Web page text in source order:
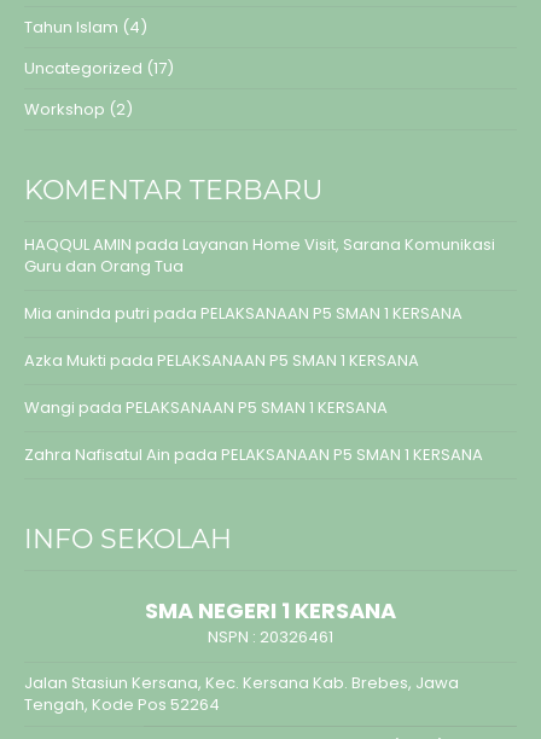
Tahun Islam (4)
Uncategorized (17)
Workshop (2)
KOMENTAR TERBARU
HAQQUL AMIN pada Layanan Home Visit, Sarana Komunikasi
Guru dan Orang Tua
Mia aninda putri pada PELAKSANAAN P5 SMAN 1 KERSANA
Azka Mukti pada PELAKSANAAN P5 SMAN 1 KERSANA
Wangi pada PELAKSANAAN P5 SMAN 1 KERSANA
Zahra Nafisatul Ain pada PELAKSANAAN P5 SMAN 1 KERSANA
INFO SEKOLAH
SMA NEGERI 1 KERSANA
NSPN : 20326461
Jalan Stasiun Kersana, Kec. Kersana Kab. Brebes, Jawa
Tengah, Kode Pos 52264